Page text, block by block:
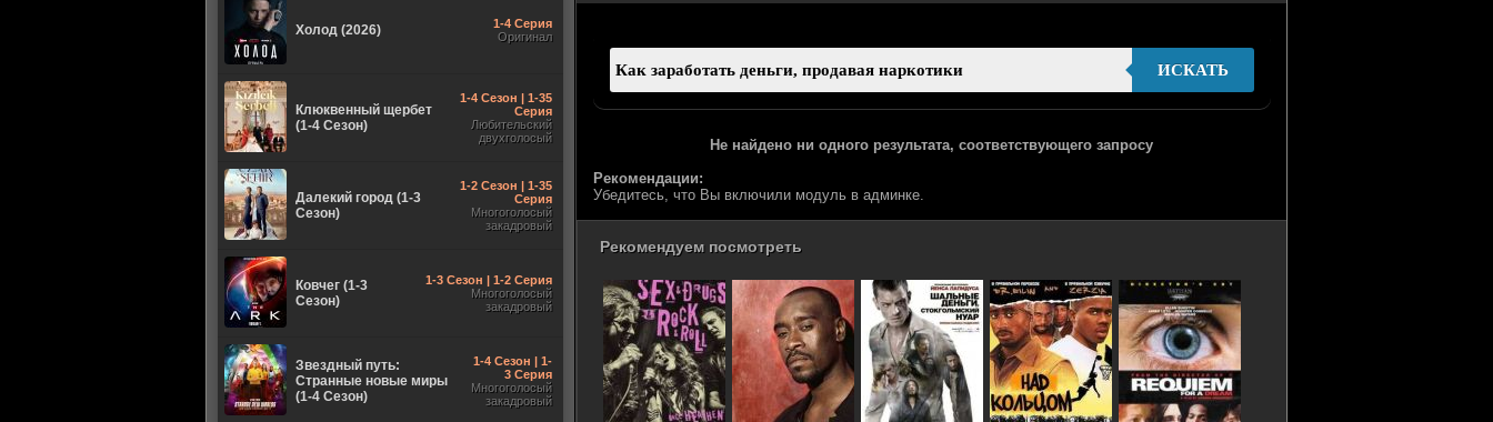
ИСКАТЬ
Не найдено ни одного результата, соответствующего запросу
Рекомендации:
Убедитесь, что Вы включили модуль в админке.
Рекомендуем посмотреть
Холод (2026)
1-4 Серия
Оригинал
Клюквенный щербет
(1-4 Сезон)
1-4 Сезон | 1-35
Серия
Любительский
двухголосый
Далекий город (1-3
Сезон)
1-2 Сезон | 1-35
Серия
Многоголосый
закадровый
Ковчег (1-3
Сезон)
1-3 Сезон | 1-2 Серия
Многоголосый
закадровый
Звездный путь:
Странные новые миры
(1-4 Сезон)
1-4 Сезон | 1-
3 Серия
Многоголосый
закадровый